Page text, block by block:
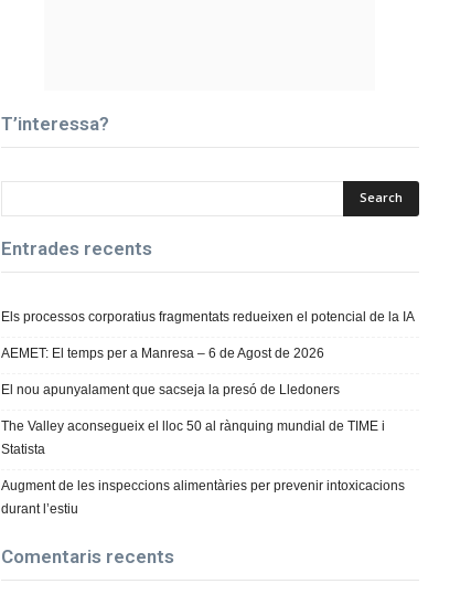
T’interessa?
Entrades recents
Els processos corporatius fragmentats redueixen el potencial de la IA
AEMET: El temps per a Manresa – 6 de Agost de 2026
El nou apunyalament que sacseja la presó de Lledoners
The Valley aconsegueix el lloc 50 al rànquing mundial de TIME i
Statista
Augment de les inspeccions alimentàries per prevenir intoxicacions
durant l’estiu
Comentaris recents